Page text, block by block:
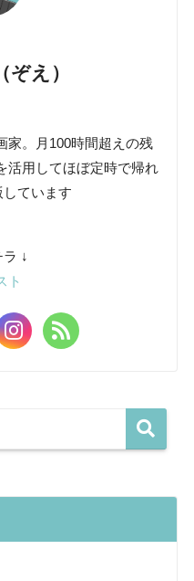
え）
家。月100時間超えの残
活用してほぼ定時で帰れ
しています
↓
ト